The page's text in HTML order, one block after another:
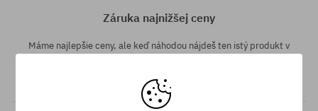
Záruka najnižšej ceny
Máme najlepšie ceny, ale keď náhodou nájdeš ten istý produkt v